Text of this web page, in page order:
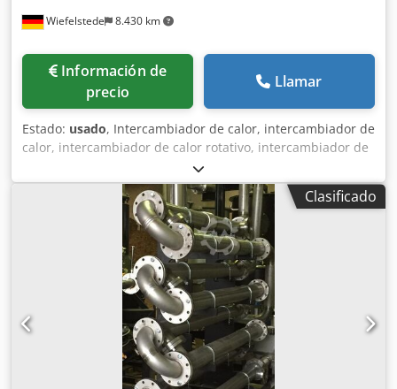
Wiefelstede 8.430 km
Información de
precio
Llamar
Estado: usado, Intercambiador de calor, intercambiador de
calor, intercambiador de calor rotativo, intercambiador de
calor de aire de escape Intercambiador de calor: Aire/aire -
Fabricante: Klingenburg, intercambiador de calor rotativo
tipo RRSE 4066/2750 -Rotor: Diámetro: 2570 mm Chjdpfx
Apsul H D Rs Eea -Velocidad de rotación: 8 rpm -
Dimensiones: 4066/2750/H460 mm -Peso: 850 kg
Clasificado